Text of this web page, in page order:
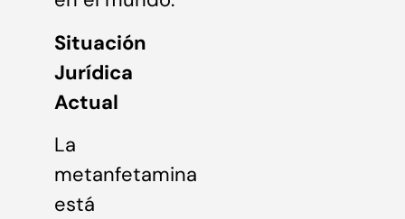
Situación
Jurídica
Actual
La
metanfetamina
está